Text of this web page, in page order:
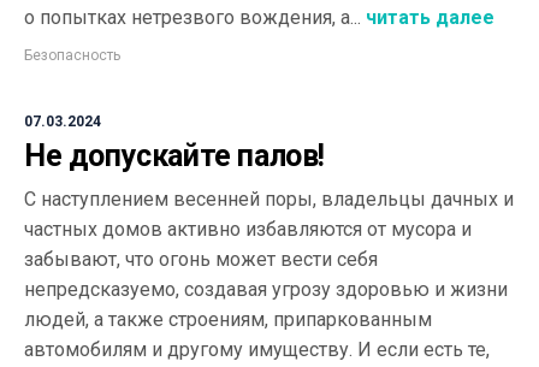
о попытках нетрезвого вождения, а... читать далее
Безопасность
07.03.2024
Не допускайте палов!
С наступлением весенней поры, владельцы дачных и
частных домов активно избавляются от мусора и
забывают, что огонь может вести себя
непредсказуемо, создавая угрозу здоровью и жизни
людей, а также строениям, припаркованным
автомобилям и другому имуществу. И если есть те,